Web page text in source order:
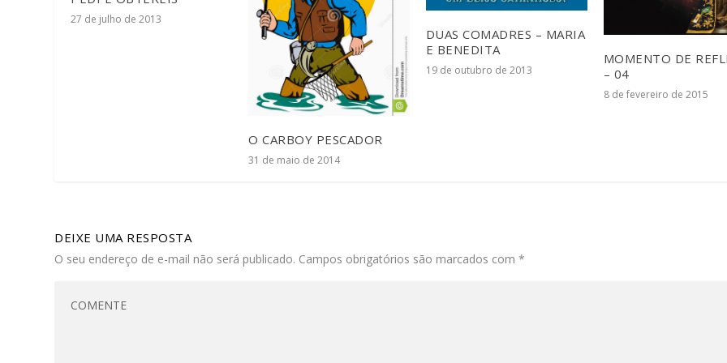
27 de julho de 2013
O CARBOY PESCADOR
31 de maio de 2014
DUAS COMADRES – MARIA
E BENEDITA
19 de outubro de 2013
MOMENTO DE
– 04
8 de fevereiro de 2015
DEIXE UMA RESPOSTA
O seu endereço de e-mail não será publicado. Campos obrigatórios são marcados com*